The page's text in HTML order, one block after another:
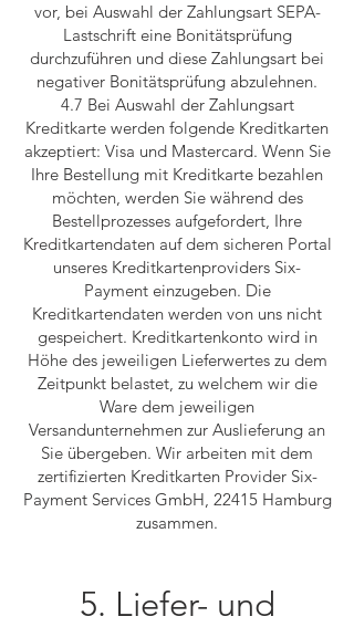
vor, bei Auswahl der Zahlungsart SEPA-
Lastschrift eine Bonitätsprüfung
durchzuführen und diese Zahlungsart bei
negativer Bonitätsprüfung abzulehnen.
4.7 Bei Auswahl der Zahlungsart
Kreditkarte werden folgende Kreditkarten
akzeptiert: Visa und Mastercard. Wenn Sie
Ihre Bestellung mit Kreditkarte bezahlen
möchten, werden Sie während des
Bestellprozesses aufgefordert, Ihre
Kreditkartendaten auf dem sicheren Portal
unseres Kreditkartenproviders Six-
Payment einzugeben. Die
Kreditkartendaten werden von uns nicht
gespeichert. Kreditkartenkonto wird in
Höhe des jeweiligen Lieferwertes zu dem
Zeitpunkt belastet, zu welchem wir die
Ware dem jeweiligen
Versandunternehmen zur Auslieferung an
Sie übergeben. Wir arbeiten mit dem
zertifizierten Kreditkarten Provider Six-
Payment Services GmbH, 22415 Hamburg
zusammen.
5. Liefer- und